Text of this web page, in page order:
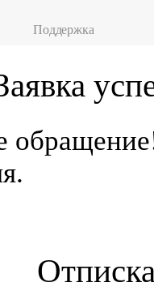
Поддержка